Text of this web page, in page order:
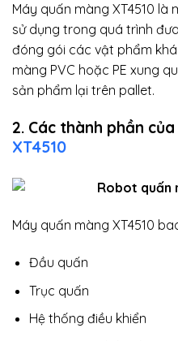
Máy quấn màng XT4510
sử dụng trong quá trình
đóng gói các vật phẩm
màng PVC hoặc PE xung
sản phẩm lại trên pallet.
2. Các thành phần của
XT4510
Máy quấn màng XT4510
Đầu quấn
Trục quấn
Hệ thống điều khiển